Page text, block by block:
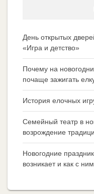
День открытых
«Игра и детство»
Почему на
почаще зажигать
История елочных
Семейный театр в
возрождение
Новогодние
возникает и как с